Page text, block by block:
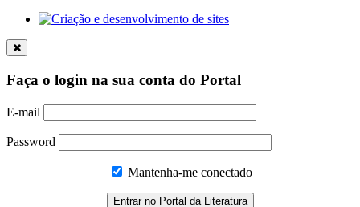
Faça o login na sua conta do Portal
E-mail
Password
Mantenha-me conectado